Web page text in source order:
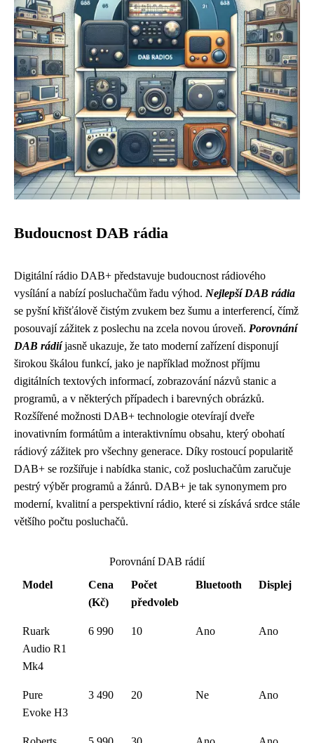
Budoucnost DAB rádia
Digitální rádio DAB+ představuje budoucnost rádiového
vysílání a nabízí posluchačům řadu výhod. Nejlepší DAB rádia
se pyšní křišťálově čistým zvukem bez šumu a interferencí, čímž
posouvají zážitek z poslechu na zcela novou úroveň. Porovnání
DAB rádiíjasně ukazuje, že tato moderní zařízení disponují
širokou škálou funkcí, jako je například možnost příjmu
digitálních textových informací, zobrazování názvů stanic a
programů, a v některých případech i barevných obrázků.
Rozšířené možnosti DAB+ technologie otevírají dveře
inovativním formátům a interaktivnímu obsahu, který obohatí
rádiový zážitek pro všechny generace. Díky rostoucí popularitě
DAB+ se rozšiřuje i nabídka stanic, což posluchačům zaručuje
pestrý výběr programů a žánrů. DAB+ je tak synonymem pro
moderní, kvalitní a perspektivní rádio, které si získává srdce stále
většího počtu posluchačů.
Porovnání DAB rádií
Model
Cena
(Kč)
Počet
předvoleb
Bluetooth Displej
Ruark
Audio R1
Mk4
6 990 10 Ano Ano
Pure
Evoke H3
3 490 20 Ne Ano